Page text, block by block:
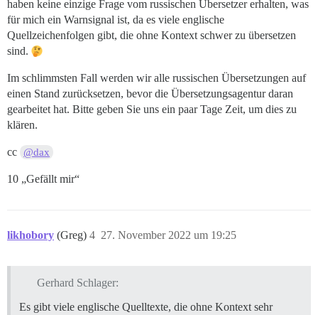
haben keine einzige Frage vom russischen Übersetzer erhalten, was
für mich ein Warnsignal ist, da es viele englische
Quellzeichenfolgen gibt, die ohne Kontext schwer zu übersetzen
sind.
Im schlimmsten Fall werden wir alle russischen Übersetzungen auf
einen Stand zurücksetzen, bevor die Übersetzungsagentur daran
gearbeitet hat. Bitte geben Sie uns ein paar Tage Zeit, um dies zu
klären.
cc @dax
10 „Gefällt mir“
likhobory (Greg) 27. November 2022 um 19:25
4
Gerhard Schlager:
Es gibt viele englische Quelltexte, die ohne Kontext sehr